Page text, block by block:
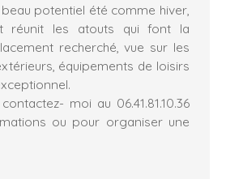
potentiel été comme hiver,
réunit les atouts qui font la
recherché, vue sur les
équipements de loisirs
moi au 06.41.81.10.36
ou pour organiser une